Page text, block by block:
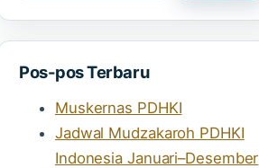
Pos-pos Terbaru
Muskernas PDHKI
Jadwal Mudzakaroh PDHKI
Indonesia Januari–Desember